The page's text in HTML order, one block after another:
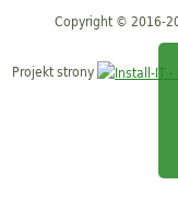
Copyright © 2016-
Projekt strony